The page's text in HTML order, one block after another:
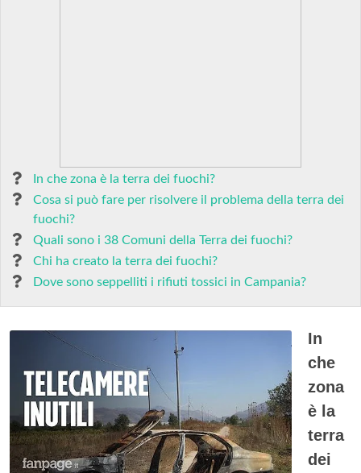
In che zona è la terra dei fuochi?
Cosa si può fare per risolvere il problema della terra dei
fuochi?
Quali sono i 38 Comuni della Terra dei fuochi?
Chi ha creato la terra dei fuochi?
Dove sono seppelliti i rifiuti tossici in Campania?
In
che
zona
è la
terra
dei